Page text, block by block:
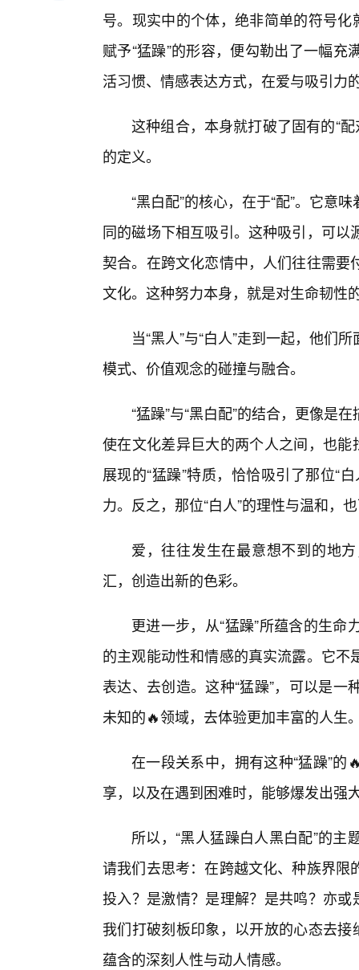
号。现实中的个体，绝非简单的符号
赋予“猛躁”的形容，便勾勒出了一幅
活习惯、情感表达方式，在爱与吸引力
这种组合，本身就打破了固有的“配
的定义。
“黑白配”的核心，在于“配”。它意
同的磁场下相互吸引。这种吸引，可
契合。在跨文化恋情中，人们往往需
文化。这种努力本身，就是对生命韧性
当“黑人”与“白人”走到一起，他们
模式、价值观念的碰撞与融合。
“猛躁”与“黑白配”的结合，更像是
使在文化差异巨大的两个人之间，也
展现的“猛躁”特质，恰恰吸引了那位“
力。反之，那位“白人”的理性与温和，
爱，往往发生在最意想不到的地
汇，创造出新的色彩。
更进一步，从“猛躁”所蕴含的生
的主观能动性和情感的真实流露。它
表达、去创造。这种“猛躁”，可以是
未知的🔥领域，去体验更加丰富的人生
在一段关系中，拥有这种“猛躁”
享，以及在遇到困难时，能够爆发出强
所以，“黑人猛躁白人黑白配”的
请我们去思考：在跨越文化、种族界
投入？是激情？是理解？是共鸣？亦
我们打破刻板印象，以开放的心态去
蕴含的深刻人性与动人情感。